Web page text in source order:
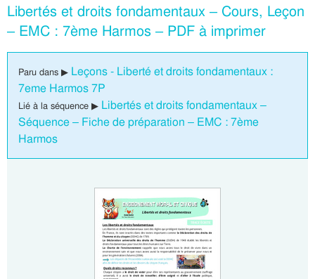
Libertés et droits fondamentaux – Cours, Leçon
– EMC : 7ème Harmos – PDF à imprimer
Paru dans ▶ Leçons - Liberté et droits fondamentaux :
7eme Harmos 7P
Lié à la séquence ▶ Libertés et droits fondamentaux –
Séquence – Fiche de préparation – EMC : 7ème
Harmos